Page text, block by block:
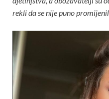
rekli da se nije puno